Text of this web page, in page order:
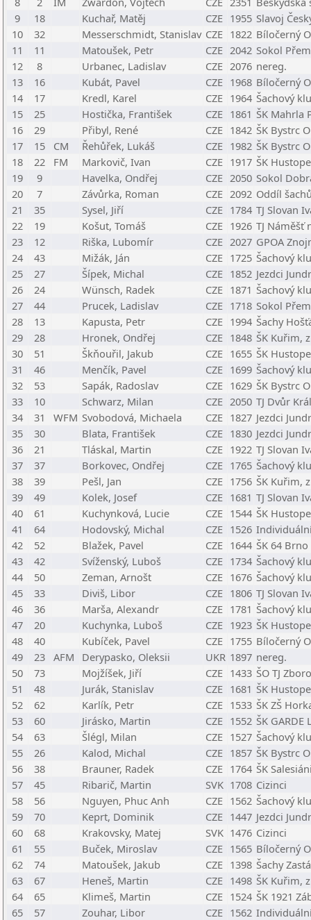
9
18 Kuchař, Matěj CZE 1955 Slavoj
10
32 Messerschmidt, Stanislav CZE 1822 Bíločerný
11
11 Matoušek, Petr CZE 2042 Sokol
12
8 Urbanec, Ladislav CZE 2076 nereg.
13
16 Kubát, Pavel CZE 1968 Bíločerný
14
17 Kredl, Karel CZE 1964 Šachový
15
25 Hostička, František CZE 1861 ŠK Mahrla
16
29 Přibyl, René CZE 1842 ŠK Bystrc
17
15 CM Řehůřek, Lukáš CZE 1982 ŠK Bystrc
18
22 FM Markovič, Ivan CZE 1917 ŠK
19
9 Havelka, Ondřej CZE 2050 Sokol
20
7 Závůrka, Roman CZE 2092 Oddíl
21
35 Sysel, Jiří CZE 1784 TJ Slovan
22
19 Košut, Tomáš CZE 1926 TJ Náměšť
23
12 Riška, Lubomír CZE 2027 GPOA
24
43 Mižák, Ján CZE 1725 Šachový
25
27 Šípek, Michal CZE 1852 Jezdci
26
24 Wünsch, Radek CZE 1871 Šachový
27
44 Prucek, Ladislav CZE 1718 Sokol
28
13 Kapusta, Petr CZE 1994 Šachy
29
28 Hronek, Ondřej CZE 1848 ŠK Kuřim,
30
51 Škňouřil, Jakub CZE 1655 ŠK
31
46 Menčík, Pavel CZE 1699 Šachový
32
53 Sapák, Radoslav CZE 1629 ŠK Bystrc
33
10 Schwarz, Milan CZE 2050 TJ Dvůr
34
31 WFM Svobodová, Michaela CZE 1827 Jezdci
35
30 Blata, František CZE 1830 Jezdci
36
21 Tláskal, Martin CZE 1922 TJ Slovan
37
37 Borkovec, Ondřej CZE 1765 Šachový
38
39 Pešl, Jan CZE 1756 ŠK Kuřim,
39
49 Kolek, Josef CZE 1681 TJ Slovan
40
61 Kuchynková, Lucie CZE 1544 ŠK
41
64 Hodovský, Michal CZE 1526
42
52 Blažek, Pavel CZE 1644 ŠK 64 Brno
43
42 Svíženský, Luboš CZE 1734 Šachový
44
50 Zeman, Arnošt CZE 1676 Šachový
45
33 Diviš, Libor CZE 1806 TJ Slovan
46
36 Marša, Alexandr CZE 1781 Šachový
47
20 Kuchynka, Luboš CZE 1923 ŠK
48
40 Kubíček, Pavel CZE 1755 Bíločerný
49
23 AFM Derypasko, Oleksii UKR 1897 nereg.
50
73 Mojžíšek, Jiří CZE 1433 ŠO TJ
51
48 Jurák, Stanislav CZE 1681 ŠK
52
62 Karlík, Petr CZE 1533 ŠK ZŠ
53
60 Jirásko, Martin CZE 1552 ŠK GARDE
54
63 Šlégl, Milan CZE 1527 Šachový
55
26 Kalod, Michal CZE 1857 ŠK Bystrc
56
38 Brauner, Radek CZE 1764 ŠK
57
45 Ribarič, Martin SVK 1708 Cizinci
58
56 Nguyen, Phuc Anh CZE 1562 Šachový
59
70 Keprt, Dominik CZE 1447 Jezdci
60
68 Krakovsky, Matej SVK 1476 Cizinci
61
55 Buček, Miroslav CZE 1565 Bíločerný
62
74 Matoušek, Jakub CZE 1398 Šachy
63
67 Heneš, Martin CZE 1498 ŠK Kuřim,
64
65 Klimeš, Martin CZE 1524 ŠK 1921
65
57 Zouhar, Libor CZE 1562